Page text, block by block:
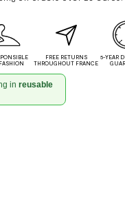
FREE RETURNS
THROUGHOUT FRANCE
5-YEAR
in reusable